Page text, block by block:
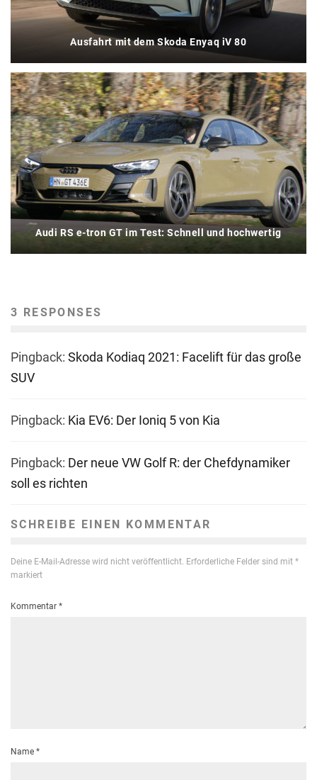
Ausfahrt mit dem Skoda Enyaq iV 80
Audi RS e-tron GT im Test: Schnell und hochwertig
3 RESPONSES
Pingback: Skoda Kodiaq 2021: Facelift für das große
SUV
Pingback: Kia EV6: Der Ioniq 5 von Kia
Pingback: Der neue VW Golf R: der Chefdynamiker
soll es richten
SCHREIBE EINEN KOMMENTAR
Deine E-Mail-Adresse wird nicht veröffentlicht. Erforderliche Felder sind mit *
markiert
Kommentar *
Name *